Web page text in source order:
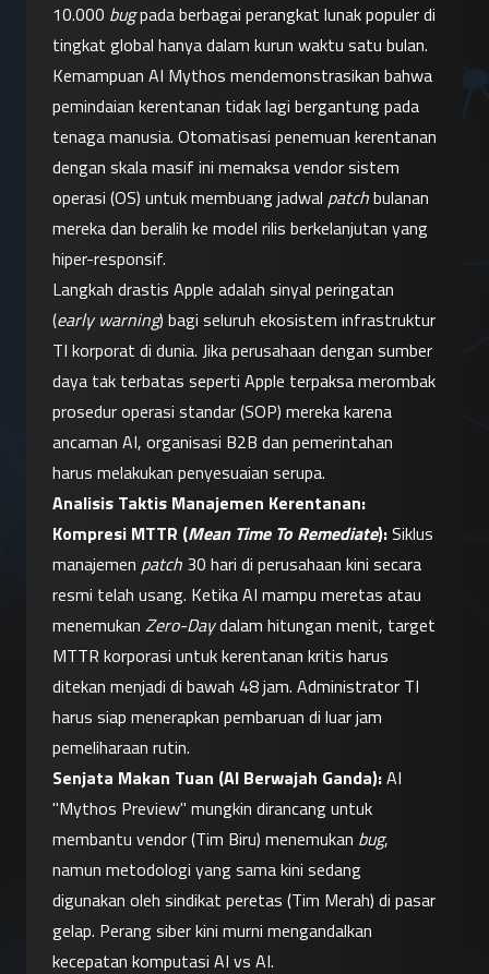
10.000 bug pada berbagai perangkat lunak populer di
tingkat global hanya dalam kurun waktu satu bulan.
Kemampuan AI Mythos mendemonstrasikan bahwa
pemindaian kerentanan tidak lagi bergantung pada
tenaga manusia. Otomatisasi penemuan kerentanan
dengan skala masif ini memaksa vendor sistem
operasi (OS) untuk membuang jadwal patch bulanan
mereka dan beralih ke model rilis berkelanjutan yang
hiper-responsif.
Langkah drastis Apple adalah sinyal peringatan
(early warning) bagi seluruh ekosistem infrastruktur
TI korporat di dunia. Jika perusahaan dengan sumber
daya tak terbatas seperti Apple terpaksa merombak
prosedur operasi standar (SOP) mereka karena
ancaman AI, organisasi B2B dan pemerintahan
harus melakukan penyesuaian serupa.
Analisis Taktis Manajemen Kerentanan:
Kompresi MTTR (Mean Time To Remediate): Siklus
manajemen patch 30 hari di perusahaan kini secara
resmi telah usang. Ketika AI mampu meretas atau
menemukan Zero-Day dalam hitungan menit, target
MTTR korporasi untuk kerentanan kritis harus
ditekan menjadi di bawah 48 jam. Administrator TI
harus siap menerapkan pembaruan di luar jam
pemeliharaan rutin.
Senjata Makan Tuan (AI Berwajah Ganda): AI
"Mythos Preview" mungkin dirancang untuk
membantu vendor (Tim Biru) menemukan bug,
namun metodologi yang sama kini sedang
digunakan oleh sindikat peretas (Tim Merah) di pasar
gelap. Perang siber kini murni mengandalkan
kecepatan komputasi AI vs AI.